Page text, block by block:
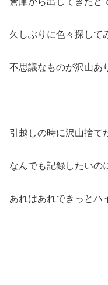
久しぶりに色々探して
不思議なものが沢山あ
引越しの時に沢山捨て
なんでも記録したいの
あれはあれできっとハ